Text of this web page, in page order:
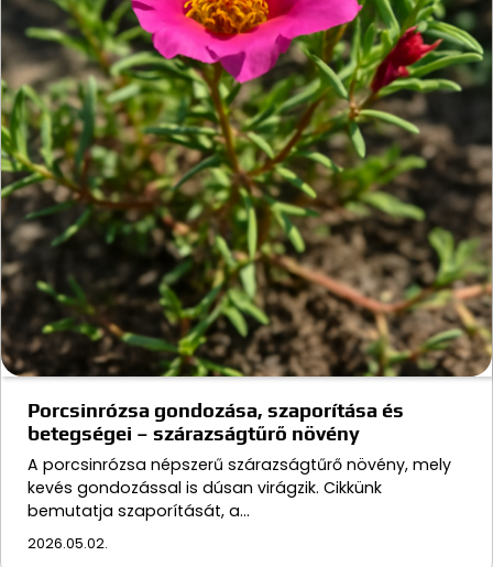
Porcsinrózsa gondozása, szaporítása és
betegségei – szárazságtűrő növény
A porcsinrózsa népszerű szárazságtűrő növény, mely
kevés gondozással is dúsan virágzik. Cikkünk
bemutatja szaporítását, a…
2026.05.02.